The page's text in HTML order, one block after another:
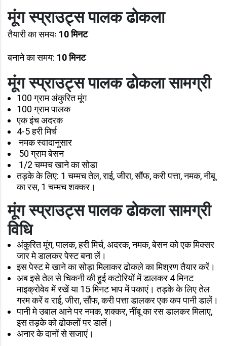
मूंग स्प्राउट्स पालक ढोकला
तैयारी का समयः 10 मिनट
बनाने का समय: 10 मिनट
मूंग स्प्राउट्स पालक ढोकला सामग्री
100 ग्राम अंकुरित मूंग
100 ग्राम पालक
एक इंच अदरक
4-5 हरी मिर्च
नमक स्वादानुसार
50 ग्राम बेसन
1/2 चम्मच खाने का सोडा
तड़के के लिए: 1 चम्मच तेल, राई, जीरा, सौंफ, करी पत्ता, नमक, नीबू
का रस, 1 चम्मच शक्कर।
मूंग स्प्राउट्स पालक ढोकला सामग्री
विधि
अंकुरित मूंग, पालक, हरी मिर्च, अदरक, नमक, बेसन को एक मिक्सर
जार मे डालकर पेस्ट बना लें।
इस पेस्ट मे खाने का सोड़ा मिलाकर ढोकले का मिश्रण तैयार करें।
अब इसे तेल से चिकनी की हुई कटोरियों में डालकर 4 मिनट
माइक्रोवेव में रखें या 15 मिनट भाप में पकाएं। तड़के के लिए तेल
गरम करें व राई, जीरा, सौंफ, करी पत्ता डालकर एक कप पानी डालें।
पानी मे उबाल आने पर नमक, शक्कर, नींबू का रस डालकर मिलाए,
इस तड़के को ढोकलों पर डालें।
अनार के दानों से सजाएं।